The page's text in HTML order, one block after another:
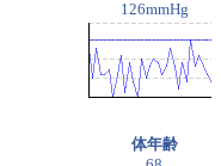
126mmHg
体年齢